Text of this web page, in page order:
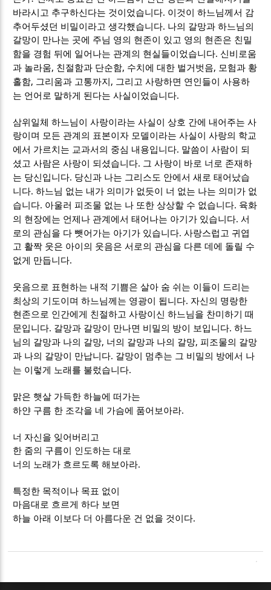
바라시고 추구하신다는 것이었습니다. 이것이 하느님께서 감
추어두셨던 비밀이라고 생각했습니다. 나의 갈망과 하느님의
갈망이 만나는 곳에 주님 영의 현존이 있고 영의 현존은 친밀
함을 경험 뒤에 일어나는 관계의 현실들이었습니다. 신비로움
과 놀라움, 친절함과 단순함, 수치에 대한 벌거벗음, 모험과 황
홀함, 그리움과 고통까지 , 그리고 사랑하면 연인들이 사용하
는 언어로 말하게 된다는 사실이었습니다.
삼위일체 하느님이 사랑이라는 사실이 상호 간에 내어주는 사
랑이며 모든 관계의 표본이자 모델이라는 사실이 사랑의 학교
에서 가르치는 교과서의 중심 내용입니다. 말씀이 사람이 되
셨고 사람은 사랑이 되셨습니다. 그 사랑이 바로 너로 존재하
는 당신입니다. 당신과 나는 그리스도 안에서 새로 태어났습
니다.하느님 없는 내가 의미가 없듯이 너 없는 나는 의미가 없
습니다. 아울러 피조물 없는 나 또한 상상할 수 없습니다. 육화
의 현장에는 언제나 관계에서 태어나는 아기가 있습니다.서
로의 관심을 다 뺏어가는 아기가 있습니다.사랑스럽고 귀엽
고 활짝 웃은 아이의 웃음은 서로의 관심을 다른 데에 돌릴 수
없게 만듭니다.
웃음으로 표현하는 내적 기쁨은 살아 숨 쉬는 이들이 드리는
최상의 기도이며 하느님께는 영광이 됩니다. 자신의 명랑한
현존으로 인간에게 친절하고 사랑이신 하느님을 찬미하기 때
문입니다. 갈망과 갈망이 만나면 비밀의 방이 보입니다.하느
님의 갈망과 나의 갈망, 너의 갈망과 나의 갈망, 피조물의 갈망
과 나의 갈망이 만납니다. 갈망이 멈추는 그 비밀의 방에서 나
는 이렇게 노래를 불렀습니다.
맑은 햇살 가득한 하늘에 떠가는
하얀 구름 한 조각을 네 가슴에 품어보아라.
너 자신을 잊어버리고
한 줌의 구름이 인도하는 대로
너의 노래가 흐르도록 해보아라.
특정한 목적이나 목표 없이
마음대로 흐르게 하다 보면
하늘 아래 이보다 더 아름다운 건 없을 것이다.